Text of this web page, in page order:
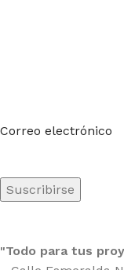
Correo electrónico
"Todo para tus